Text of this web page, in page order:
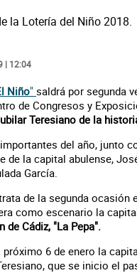
| 12:04
Niño" saldrá por segunda
de Congresos y
Teresiano de la
del año, junto
de la capital abulense,
García.
de la segunda ocasión
como escenario la
Cádiz, "La Pepa".
6 de enero la
que se inicio el